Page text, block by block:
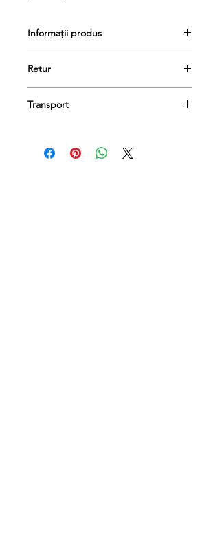
Informații produs
Retur
de 14 de zile, dacă păstrați etichetele
Transport
în termen de 1-3 zile lucrătoare.